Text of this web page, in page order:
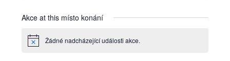
Akce at this místo konání
Notice Žádné nadcházející události akce.